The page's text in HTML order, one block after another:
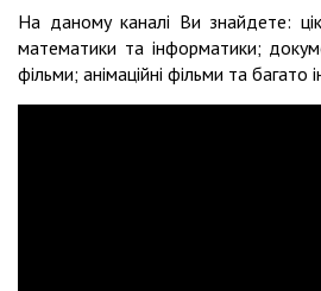
На даному каналі Ви знайдете:
математики та інформатики;
фільми; анімаційні фільми та багато